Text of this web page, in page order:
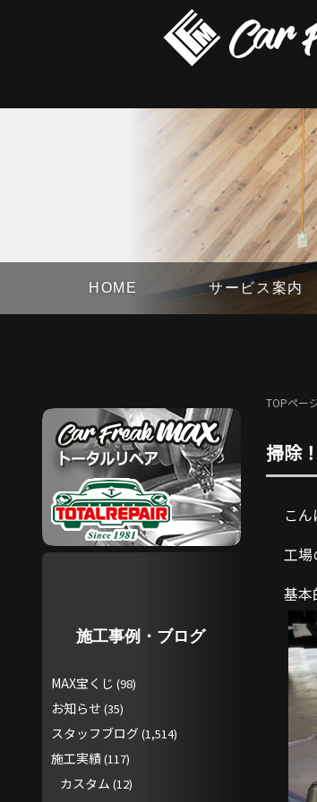
HOME サービス案内
TOPペー
掃除！
こ
工場
基本
施工事例・ブログ
MAX宝くじ (98)
お知らせ (35)
スタッフブログ(1,514)
施工実績(117)
カスタム (12)